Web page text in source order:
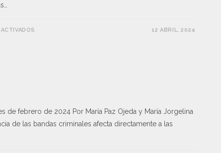
12 ABRIL, 2024
de febrero de 2024 Por María Paz Ojeda y María Jorgelina
de las bandas criminales afecta directamente a las